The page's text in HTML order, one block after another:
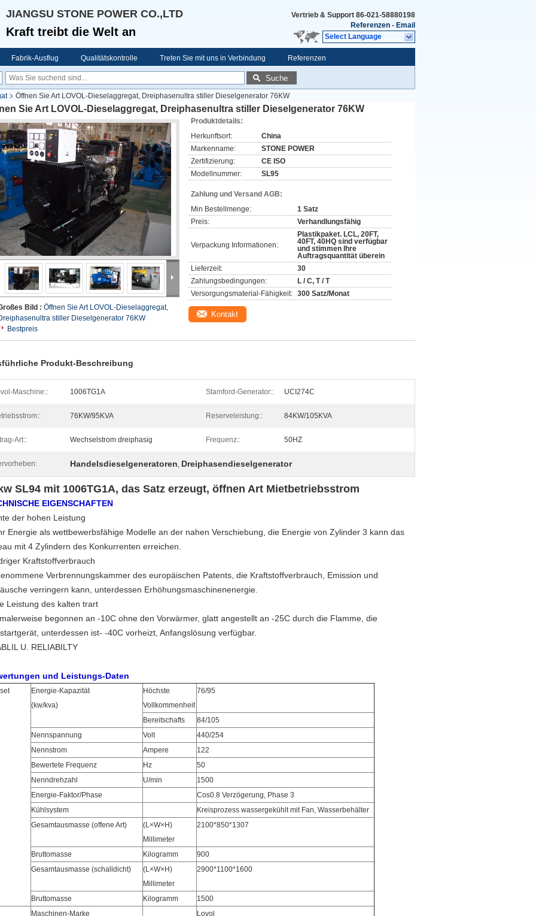
JIANGSU STONE POWER CO.,LTD
Kraft treibt die Welt an
Vertrieb & Support 86-021-58880198
Referenzen - Email
Select Language
Fabrik-Ausflug Qualitätskontrolle Treten Sie mit uns in Verbindung Referenzen
Suche
Öffnen Sie Art LOVOL-Dieselaggregat, Dreiphasenultra stiller Dieselgenerator 76KW
Sie Art LOVOL-Dieselaggregat, Dreiphasenultra stiller Dieselgenerator 76KW
Bild : Öffnen Sie Art LOVOL-Dieselaggregat,
stiller Dieselgenerator 76KW
Bestpreis
Produktdetails:
Herkunftsort:
China
Markenname:
STONE POWER
Zertifizierung:
CE ISO
Modellnummer:
SL95
Zahlung und Versand AGB:
Min Bestellmenge:
1 Satz
Preis:
Verhandlungsfähig
Verpackung Informationen:
Plastikpaket. LCL, 20FT,
40FT, 40HQ sind verfügbar
und stimmen Ihre
Auftragsquantität überein
Lieferzeit:
30
Zahlungsbedingungen:
L / C, T / T
Versorgungsmaterial-Fähigkeit: 300 Satz/Monat
Kontakt
Produkt-Beschreibung
Maschine:: 1006TG1A Stamford-Generator:: UCI274C
76KW/95KVA Reserveleistung:: 84KW/105KVA
Art:: Wechselstrom dreiphasig Frequenz:: 50HZ
Handelsdieselgeneratoren, Dreiphasendieselgenerator
SL94 mit 1006TG1A, das Satz erzeugt, öffnen Art Mietbetriebsstrom
EIGENSCHAFTEN
der hohen Leistung
Energie als wettbewerbsfähige Modelle an der nahen Verschiebung, die Energie von Zylinder 3 kann das
mit 4 Zylindern des Konkurrenten erreichen.
Kraftstoffverbrauch
Verbrennungskammer des europäischen Patents, die Kraftstoffverbrauch, Emission und
verringern kann, unterdessen Erhöhungsmaschinenenergie.
Leistung des kalten trart
begonnen an -10C ohne den Vorwärmer, glatt angestellt an -25C durch die Flamme, die
unterdessen ist- -40C vorheizt, Anfangslösung verfügbar.
U. RELIABILTY
und Leistungs-Daten
Energie-Kapazität
(kw/kva)
Höchste
Vollkommenheit
76/95
Bereitschafts
84/105
Nennspannung
Volt
440/254
Nennstrom
Ampere
122
Bewertete Frequenz
Hz
50
Nenndrehzahl
U/min
1500
Energie-Faktor/Phase
Cos0.8 Verzögerung, Phase 3
Kühlsystem
Kreisprozess wassergekühlt mit Fan, Wasserbehälter
Gesamtausmasse (offene Art)
(L×W×H)
Millimeter
2100*850*1307
Bruttomasse Kilogramm
900
Gesamtausmasse (schalldicht)
(L×W×H)
Millimeter
2900*1100*1600
Bruttomasse Kilogramm
1500
Maschinen-Marke
Lovol